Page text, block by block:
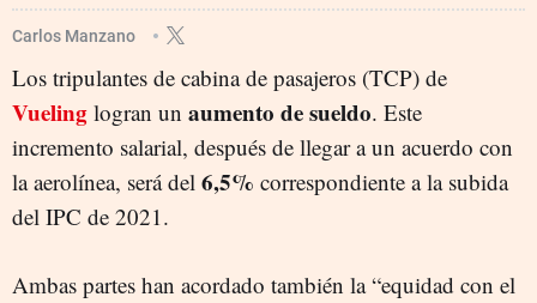
Carlos Manzano
Los tripulantes de cabina de pasajeros (TCP) de
Vueling logran un aumento de sueldo. Este
incremento salarial, después de llegar a un acuerdo con
la aerolínea, será del 6,5% correspondiente a la subida
del IPC de 2021.
Ambas partes han acordado también la “equidad con el